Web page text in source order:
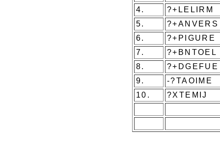
4.
?+LELIRM
5.
?+ANVERS
6.
?+PIGURE
7.
?+BNTOEL
8.
?+DGEFUE
9.
-?TAOIME
10.
?XTEMIJ